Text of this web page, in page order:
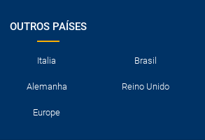
OUTROS PAÍSES
Italia Brasil
Alemanha Reino Unido
Europe